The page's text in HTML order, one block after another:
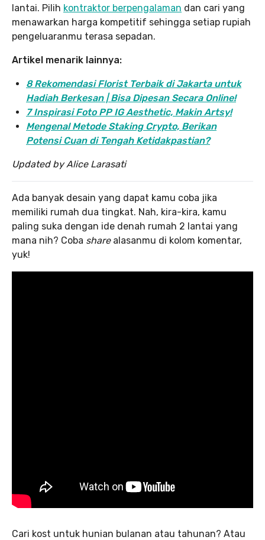
lantai. Pilih kontraktor berpengalaman dan cari yang
menawarkan harga kompetitif sehingga setiap rupiah
pengeluaranmu terasa sepadan.
Artikel menarik lainnya:
8 Rekomendasi Florist Terbaik di Jakarta untuk
Hadiah Berkesan | Bisa Dipesan Secara Online!
7 Inspirasi Foto PP IG Aesthetic, Makin Artsy!
Mengenal Metode Staking Crypto, Berikan
Potensi Cuan di Tengah Ketidakpastian?
Updated by Alice Larasati
Ada banyak desain yang dapat kamu coba jika
memiliki rumah dua tingkat. Nah, kira-kira, kamu
paling suka dengan ide denah rumah 2 lantai yang
mana nih? Coba share alasanmu di kolom komentar,
yuk!
Cari kost untuk hunian bulanan atau tahunan? Atau